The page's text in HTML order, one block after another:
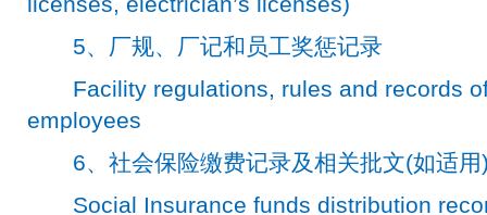
5、厂规、厂记和员工奖惩记录
Facility regulations, rules and records
employees
6、社会保险缴费记录及相关批文(如适用
Social Insurance funds distribution